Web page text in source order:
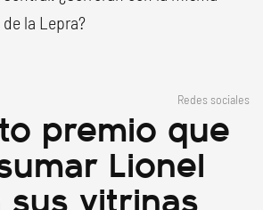
la Lepra?
Redes sociales
premio que
Lionel
sus vitrinas